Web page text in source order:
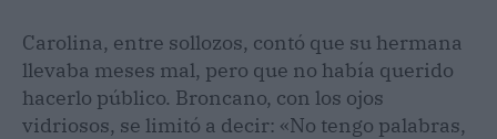
Carolina, entre sollozos, contó que su hermana
llevaba meses mal, pero que no había querido
hacerlo público. Broncano, con los ojos
vidriosos, se limitó a decir: «No tengo palabras,